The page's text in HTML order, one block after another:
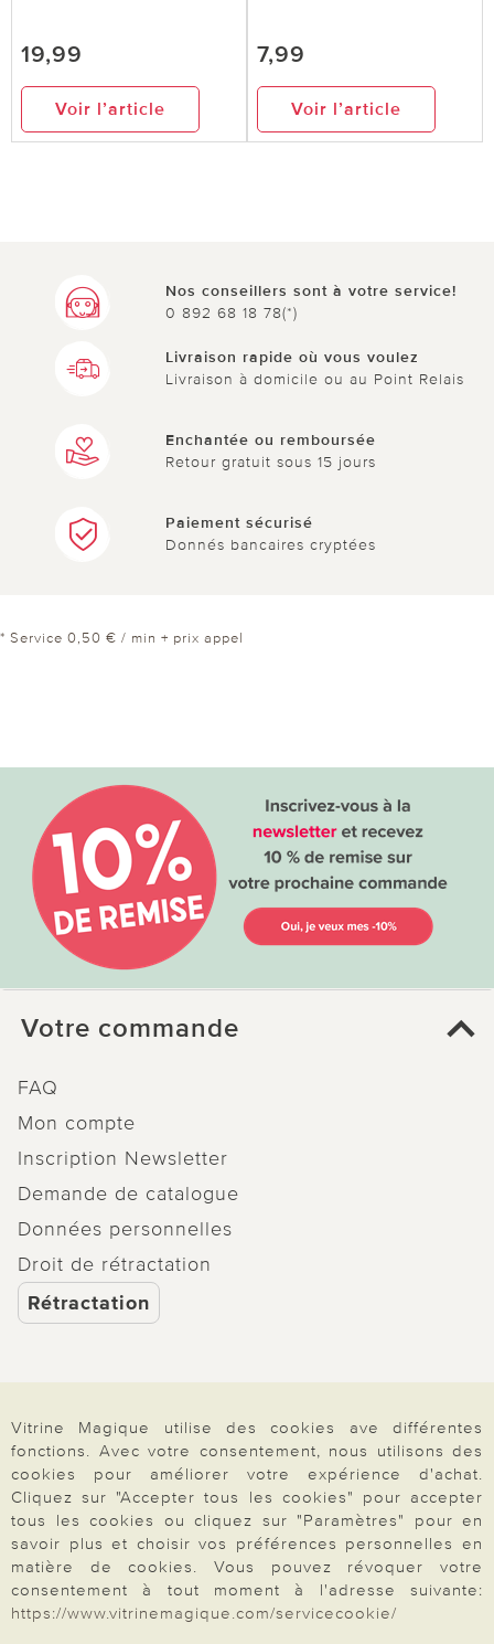
19,99
Voir l’article
7,99
Voir l’article
Nos conseillers sont à votre service!
0 892 68 18 78(*)
Livraison rapide où vous voulez
Livraison à domicile ou au Point Relais
Enchantée ou remboursée
Retour gratuit sous 15 jours
Paiement sécurisé
Donnés bancaires cryptées
* Service 0,50 € / min + prix appel
Votre commande
FAQ
Mon compte
Inscription Newsletter
Demande de catalogue
Données personnelles
Droit de rétractation
Rétractation
Paiement & Livraison
À propos de nous
Besoin d'aide?
Vitrine Magique utilise des cookies ave différentes
fonctions. Avec votre consentement, nous utilisons des
cookies pour améliorer votre expérience d'achat.
Cliquez sur "Accepter tous les cookies" pour accepter
tous les cookies ou cliquez sur "Paramètres" pour en
savoir plus et choisir vos préférences personnelles en
matière de cookies. Vous pouvez révoquer votre
consentement à tout moment à l'adresse suivante:
https://www.vitrinemagique.com/servicecookie/